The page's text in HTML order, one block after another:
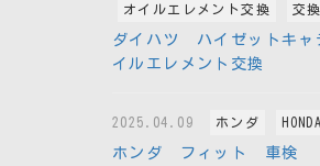
オイルエレメント交換
交換
ダイハツ ハイゼットキ
イルエレメント交換
2025.04.09 ホンダ HONDA
ホンダ フィット 車検